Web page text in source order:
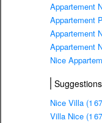
Appartement
Appartement
Appartement
Appartement
Nice
Nice Villa (1
Villa Nice (1